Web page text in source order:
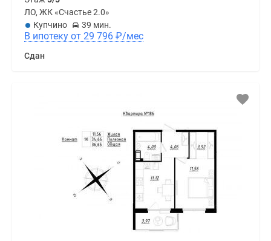
ЛО, ЖК «Счастье 2.0»
Купчино
39 мин.
В ипотеку от 29 796 ₽/мес
Сдан